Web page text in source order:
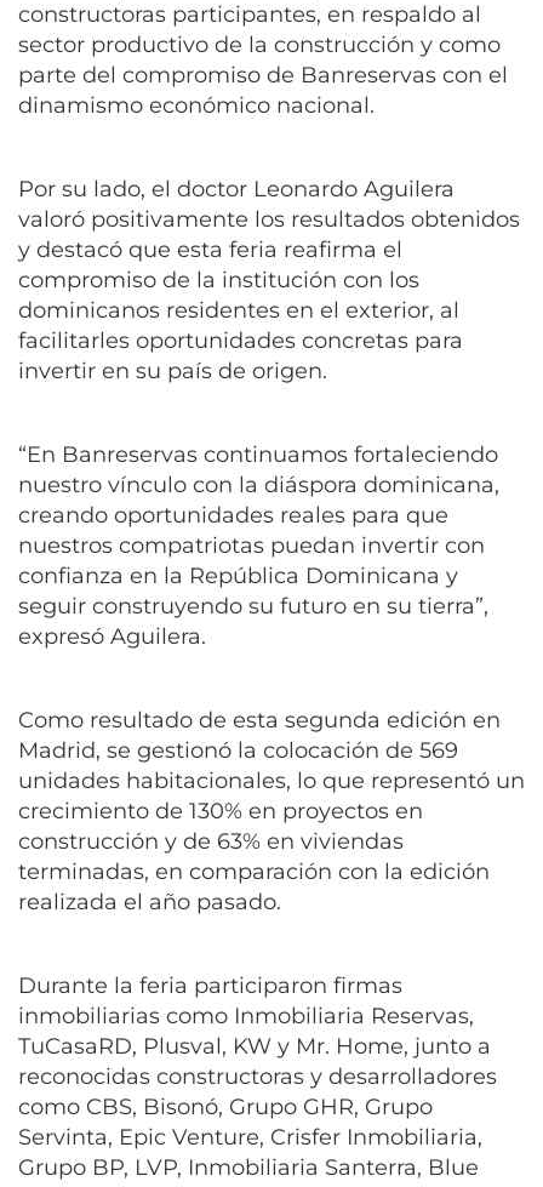
constructoras participantes, en respaldo al
sector productivo de la construcción y como
parte del compromiso de Banreservas con el
dinamismo económico nacional.
Por su lado, el doctor Leonardo Aguilera
valoró positivamente los resultados obtenidos
y destacó que esta feria reafirma el
compromiso de la institución con los
dominicanos residentes en el exterior, al
facilitarles oportunidades concretas para
invertir en su país de origen.
“En Banreservas continuamos fortaleciendo
nuestro vínculo con la diáspora dominicana,
creando oportunidades reales para que
nuestros compatriotas puedan invertir con
confianza en la República Dominicana y
seguir construyendo su futuro en su tierra”,
expresó Aguilera.
Como resultado de esta segunda edición en
Madrid, se gestionó la colocación de 569
unidades habitacionales, lo que representó un
crecimiento de 130% en proyectos en
construcción y de 63% en viviendas
terminadas, en comparación con la edición
realizada el año pasado.
Durante la feria participaron firmas
inmobiliarias como Inmobiliaria Reservas,
TuCasaRD, Plusval, KW y Mr. Home, junto a
reconocidas constructoras y desarrolladores
como CBS, Bisonó, Grupo GHR, Grupo
Servinta, Epic Venture, Crisfer Inmobiliaria,
Grupo BP, LVP, Inmobiliaria Santerra, Blue